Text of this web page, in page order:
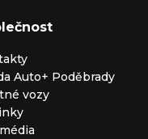
Auto+ Poděbrady
vozy